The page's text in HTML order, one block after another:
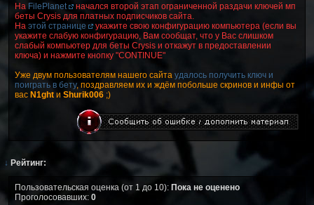
На FilePlanet
начался второй этап ограниченной раздачи ключей мп
беты Crysis для платных подписчиков сайта.
На этой странице
укажите свою конфигурацию компьютера (если вы
укажите слабую конфигурацию, Вам сообщат, что у Вас слишком
слабый компьютер для беты Crysis и откажут в предоставлении
ключа) и нажмите кнопку "CONTINUE"
Уже двум пользователям нашего сайта удалось получить ключ и
поиграть в бету, поздравляем их и ждём побольше скринов и инфы от
вас N1ght и Shurik006 ;)
↓ Рейтинг:
Пользовательская оценка (от 1 до 10): Пока не оценено
Проголосовавших: 0